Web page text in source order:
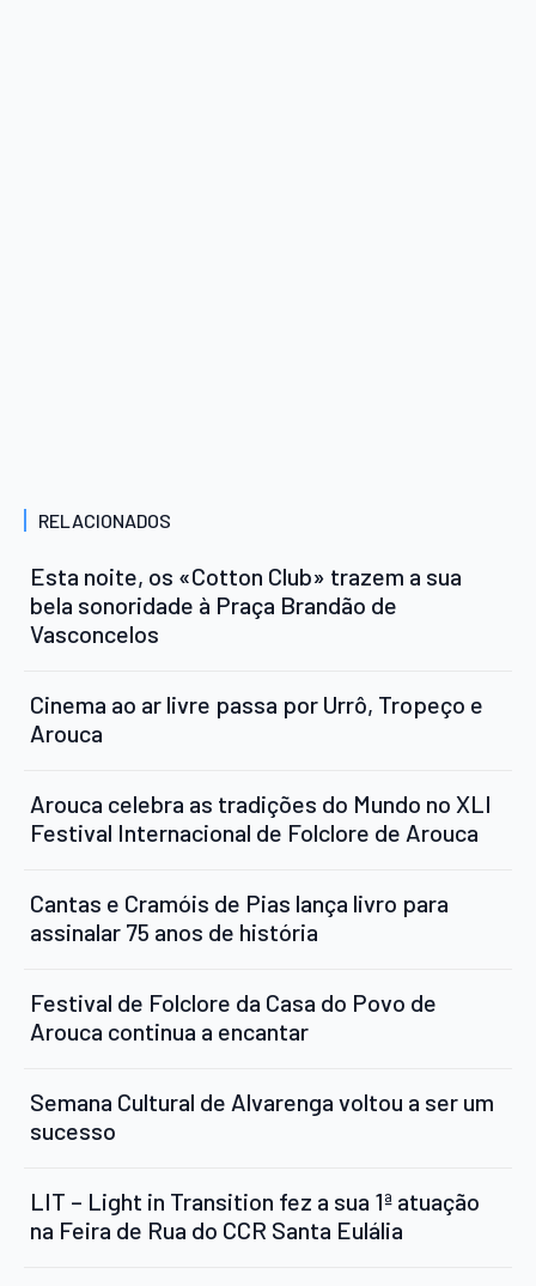
RELACIONADOS
Esta noite, os «Cotton Club» trazem a sua
bela sonoridade à Praça Brandão de
Vasconcelos
Cinema ao ar livre passa por Urrô, Tropeço e
Arouca
Arouca celebra as tradições do Mundo no XLI
Festival Internacional de Folclore de Arouca
Cantas e Cramóis de Pias lança livro para
assinalar 75 anos de história
Festival de Folclore da Casa do Povo de
Arouca continua a encantar
Semana Cultural de Alvarenga voltou a ser um
sucesso
LIT – Light in Transition fez a sua 1ª atuação
na Feira de Rua do CCR Santa Eulália